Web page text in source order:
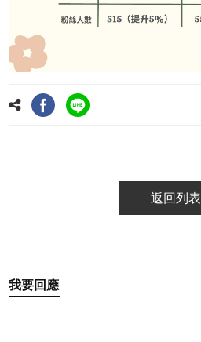
返回列表
我要回應